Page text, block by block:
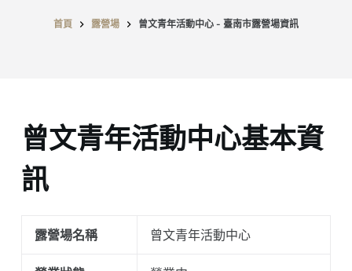
首頁 露營場 曾文青年活動中心 - 臺南市露營場資訊
曾文青年活動中心基本資
訊
露營場名稱 曾文青年活動中心